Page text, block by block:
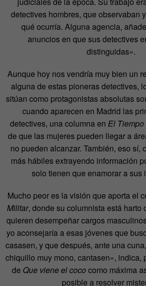
detectives hombres, que observaban
qué ocurría. Alguna agencia,
anuncios en que sus detectives
distinguidas».
Aunque hoy nos vendría muy bien un
alguna de estas pioneras detectives,
sitúan como protagonistas absolutas
cuando aparecen en Madrid las
detectives, una columna en El Tiempo
de que las mujeres pueden llegar a
no pueden alcanzar. También, eso sí,
más hábiles extrayendo información
solo tienen que enamorar a sus
Mucho peor es la visión que aporta el
Militar, donde su columnista está harto
quieren desempeñar cargos
yo aconsejaría a esas jóvenes que
casasen, y que después, ante una
chiquillo muy mono, cantasen», indica,
de Que viene el cococomo máxima
posible a resolver